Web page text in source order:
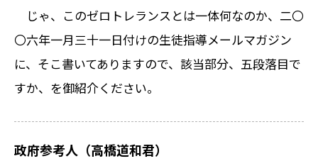
じゃ、このゼロトレランスとは一体何なのか、二〇
〇六年一月三十一日付けの生徒指導メールマガジン
に、そこ書いてありますので、該当部分、五段落目で
すか、を御紹介ください。
政府参考人（高橋道和君）